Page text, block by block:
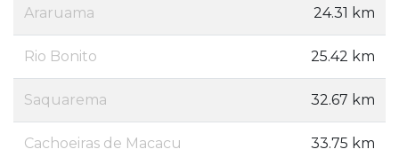
Araruama 24.31 km
Rio Bonito 25.42 km
Saquarema 32.67 km
Cachoeiras de Macacu 33.75 km